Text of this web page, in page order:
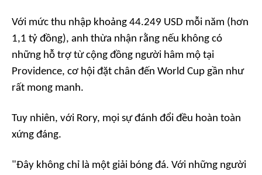
Với mức thu nhập khoảng 44.249 USD mỗi năm (hơn
1,1 tỷ đồng), anh thừa nhận rằng nếu không có
những hỗ trợ từ cộng đồng người hâm mộ tại
Providence, cơ hội đặt chân đến World Cup gần như
rất mong manh.
Tuy nhiên, với Rory, mọi sự đánh đổi đều hoàn toàn
xứng đáng.
"Đây không chỉ là một giải bóng đá. Với những người